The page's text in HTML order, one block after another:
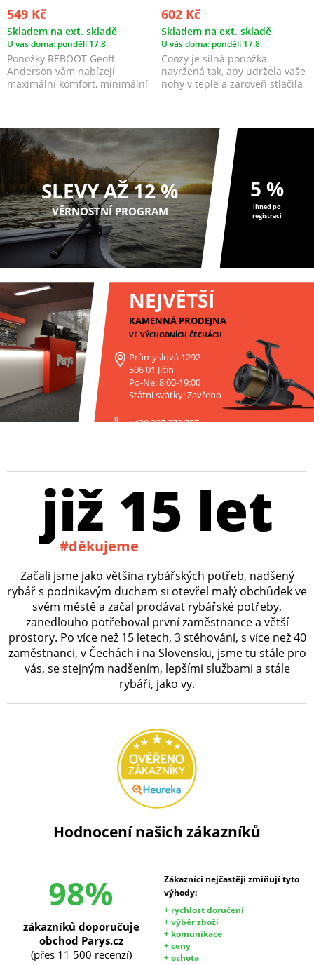
549 Kč
Skladem na ext. skladě
U vás doma: pondělí 17.8.
Ponožky REBOOT Geoff
Anderson vám nabízejí
maximální komfort, minimální
602 Kč
Skladem na ext. skladě
U vás doma: pondělí 17.8.
Coozy je silná ponožka
navržená tak, aby udržela vaše
nohy v teple a zároveň stlačila
SLEVY AŽ 12 %
VĚRNOSTNÍ PROGRAM
5 %
ihned po
registraci
NEJVĚTŠÍ
KAMENNÁ PRODEJNA
VE VÝCHODNÍCH ČECHÁCH
Průmyslová 1292
506 01 Jičín
Po-Ne: 8:00-19:00
Státní svátky: Zavřeno
+420 227 272 797
již 15 let
#děkujeme
Začali jsme jako většina rybářských potřeb, nadšený
rybář s podnikavým duchem si otevřel malý obchůdek ve
svém městě a začal prodávat rybářské potřeby,
zanedlouho potřeboval první zaměstnance a větší
prostory. Po více než 15 letech, 3 stěhování, s více než 40
zaměstnanci, v Čechách i na Slovensku, jsme tu stále pro
vás, se stejným nadšením, lepšími službami a stále
rybáři, jako vy.
Hodnocení našich zákazníků
98%
Zákazníci nejčastěji zmiňují tyto
výhody:
+ rychlost doručení
+ výběr zboží
+ komunikace
+ ceny
+ ochota
zákazníků doporučuje
obchod Parys.cz
(přes 11 500 recenzí)